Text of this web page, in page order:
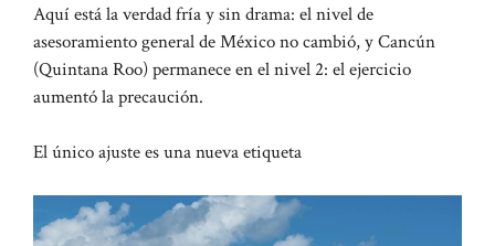
Aquí está la verdad fría y sin drama: el nivel de
asesoramiento general de México no cambió, y Cancún
(Quintana Roo) permanece en el nivel 2: el ejercicio
aumentó la precaución.
El único ajuste es una nueva etiqueta